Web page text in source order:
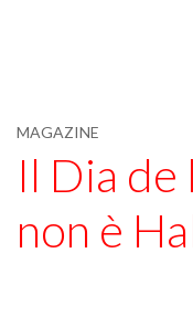
MAGAZINE
Il Dia
non è